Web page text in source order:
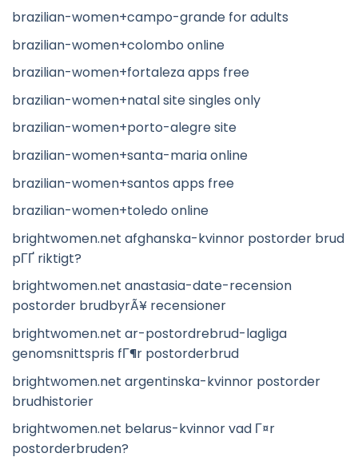
brazilian-women+campo-grande for adults
brazilian-women+colombo online
brazilian-women+fortaleza apps free
brazilian-women+natal site singles only
brazilian-women+porto-alegre site
brazilian-women+santa-maria online
brazilian-women+santos apps free
brazilian-women+toledo online
brightwomen.net afghanska-kvinnor postorder brud
pГҐ riktigt?
brightwomen.net anastasia-date-recension
postorder brudbyrÃ¥ recensioner
brightwomen.net ar-postordrebrud-lagliga
genomsnittspris fГ¶r postorderbrud
brightwomen.net argentinska-kvinnor postorder
brudhistorier
brightwomen.net belarus-kvinnor vad Г¤r
postorderbruden?